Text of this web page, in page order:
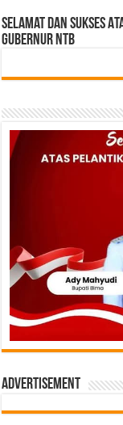
Selamat dan sukses
gubernur NTB
Advertisement